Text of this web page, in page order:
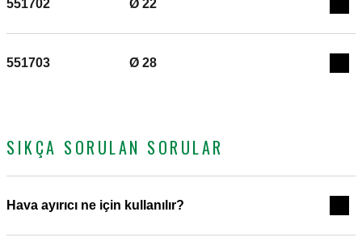
551702 Ø 22
551703 Ø 28
SIKÇA SORULAN SORULAR
Hava ayırıcı ne için kullanılır?